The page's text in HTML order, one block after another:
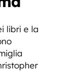
libri e la